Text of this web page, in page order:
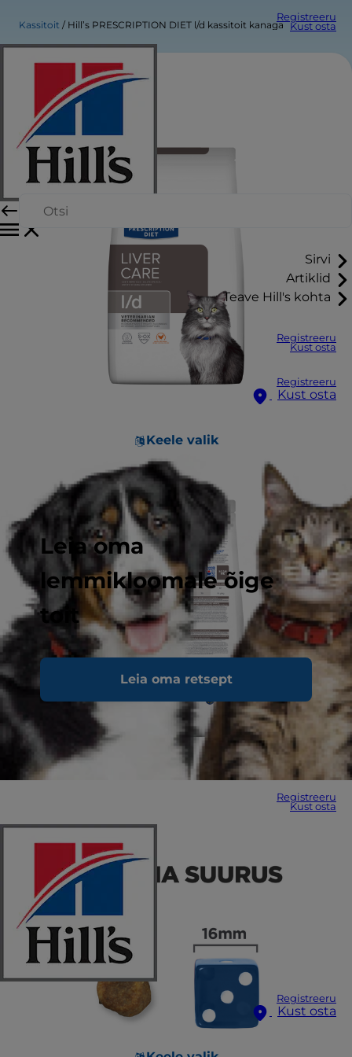
Registreeru
Kust osta
Sirvi
Artiklid
Teave Hill's kohta
Registreeru
Kust osta
Registreeru
Kust osta
Keele valik
Leia oma
lemmikloomale õige
toit
Leia oma retsept
Registreeru
Kust osta
Registreeru
Kust osta
Kassitoit Hill’s PRESCRIPTION DIET l/d kassitoit kanaga